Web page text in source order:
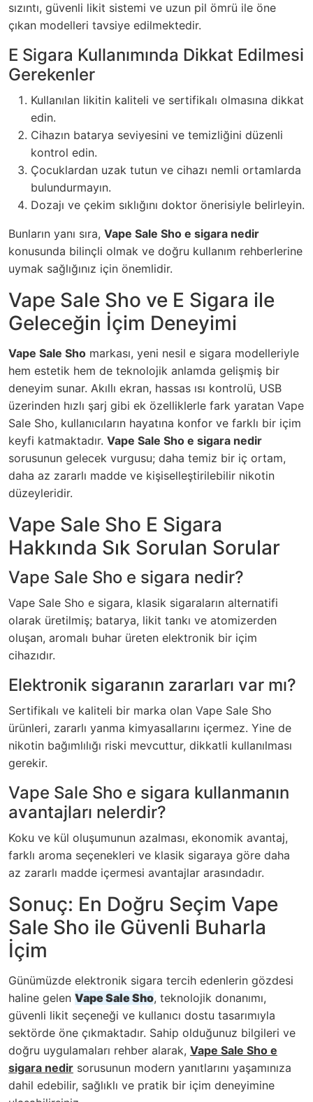
sızıntı, güvenli likit sistemi ve uzun pil ömrü ile öne
çıkan modelleri tavsiye edilmektedir.
E Sigara Kullanımında Dikkat Edilmesi
Gerekenler
Kullanılan likitin kaliteli ve sertifikalı olmasına dikkat
edin.
Cihazın batarya seviyesini ve temizliğini düzenli
kontrol edin.
Çocuklardan uzak tutun ve cihazı nemli ortamlarda
bulundurmayın.
Dozajı ve çekim sıklığını doktor önerisiyle belirleyin.
Bunların yanı sıra, Vape Sale Sho e sigara nedir
konusunda bilinçli olmak ve doğru kullanım rehberlerine
uymak sağlığınız için önemlidir.
Vape Sale Sho ve E Sigara ile
Geleceğin İçim Deneyimi
Vape Sale Sho markası, yeni nesil e sigara modelleriyle
hem estetik hem de teknolojik anlamda gelişmiş bir
deneyim sunar. Akıllı ekran, hassas ısı kontrolü, USB
üzerinden hızlı şarj gibi ek özelliklerle fark yaratan Vape
Sale Sho, kullanıcıların hayatına konfor ve farklı bir içim
keyfi katmaktadır. Vape Sale Sho e sigara nedir
sorusunun gelecek vurgusu; daha temiz bir iç ortam,
daha az zararlı madde ve kişiselleştirilebilir nikotin
düzeyleridir.
Vape Sale Sho E Sigara
Hakkında Sık Sorulan Sorular
Vape Sale Sho e sigara nedir?
Vape Sale Sho e sigara, klasik sigaraların alternatifi
olarak üretilmiş; batarya, likit tankı ve atomizerden
oluşan, aromalı buhar üreten elektronik bir içim
cihazıdır.
Elektronik sigaranın zararları var mı?
Sertifikalı ve kaliteli bir marka olan Vape Sale Sho
ürünleri, zararlı yanma kimyasallarını içermez. Yine de
nikotin bağımlılığı riski mevcuttur, dikkatli kullanılması
gerekir.
Vape Sale Sho e sigara kullanmanın
avantajları nelerdir?
Koku ve kül oluşumunun azalması, ekonomik avantaj,
farklı aroma seçenekleri ve klasik sigaraya göre daha
az zararlı madde içermesi avantajlar arasındadır.
Sonuç: En Doğru Seçim Vape
Sale Sho ile Güvenli Buharla
İçim
Günümüzde elektronik sigara tercih edenlerin gözdesi
haline gelen Vape Sale Sho, teknolojik donanımı,
güvenli likit seçeneği ve kullanıcı dostu tasarımıyla
sektörde öne çıkmaktadır. Sahip olduğunuz bilgileri ve
doğru uygulamaları rehber alarak, Vape Sale Sho e
sigara nedir sorusunun modern yanıtlarını yaşamınıza
dahil edebilir, sağlıklı ve pratik bir içim deneyimine